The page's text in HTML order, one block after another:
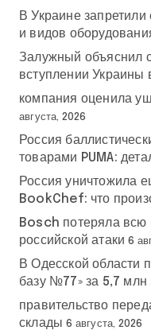
В Украине
и видов
Залужный объяснил
вступлении
компания оценила
августа, 2026
Россия
товарами PUMA:
Россия уничтожила
BookChef: что
Bosch потеряла всю
российской атаки 6
В Одесской области
базу №77» за 5,7 млн
правительство
склады 6 августа, 2026